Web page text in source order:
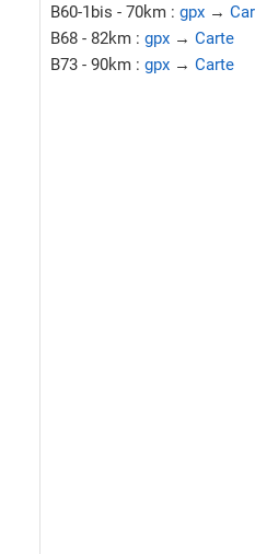
B60-1bis - 70km : gpx →
B68 - 82km : gpx → Carte
B73 - 90km : gpx → Carte